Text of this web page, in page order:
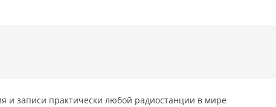
и записи практически любой радиостанции в мире